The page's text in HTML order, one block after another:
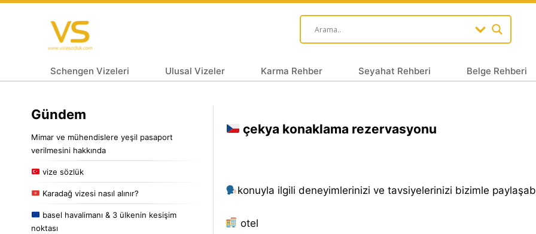
Schengen Vizeleri Ulusal Vizeler Karma Rehber Seyahat Rehberi Belge Rehberi
Gündem
Mimar ve mühendislere yeşil pasaport
verilmesini hakkında
vize sözlük
Karadağ vizesi nasıl alınır?
basel havalimanı & 3 ülkenin kesişim
noktası
çekya konaklama rezervasyonu
konuyla ilgili deneyimlerinizi ve tavsiyelerinizi bizimle
otel